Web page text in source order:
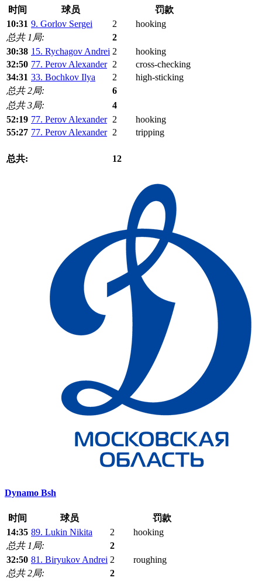
时间 球员
罚款
10:31 9. Gorlov Sergei 2
hooking
总共 1局:
2
30:38 15. Rychagov Andrei 2
hooking
32:50 77. Perov Alexander 2
cross-checking
34:31 33. Bochkov Ilya 2
high-sticking
总共 2局:
6
总共 3局:
4
52:19 77. Perov Alexander 2
hooking
55:27 77. Perov Alexander 2 tripping
总共: 12
Dynamo Bsh
时间 球员
罚款
14:35 89. Lukin Nikita 2
hooking
总共 1局:
2
32:50 81. Biryukov Andrei 2
roughing
总共 2局:
2